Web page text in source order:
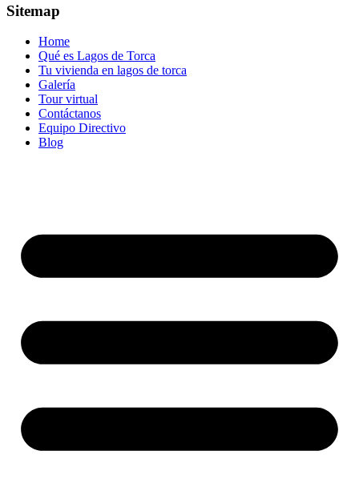
Sitemap
Home
Qué es Lagos de Torca
Tu vivienda en lagos de torca
Galería
Tour virtual
Contáctanos
Equipo Directivo
Blog